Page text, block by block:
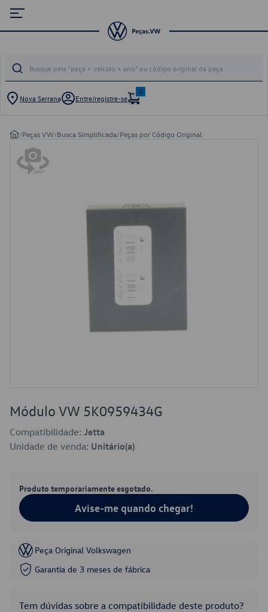
Nova Serrana Entre/registre-se
0
/Peças VW/Busca Simplificada/Peças por Código Original
Módulo VW 5K0959434G
Compatibilidade: Jetta
Unidade de venda: Unitário(a)
Produto temporariamente esgotado.
Avise-me quando chegar!
Peça Original Volkswagen
Garantia de 3 meses de fábrica
Tem dúvidas sobre a compatibilidade deste produto?